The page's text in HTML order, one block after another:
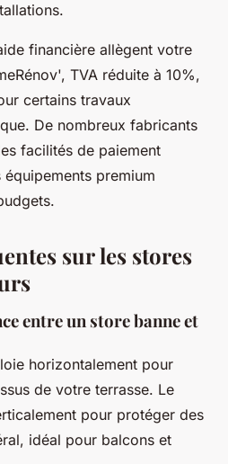
financière allègent votre
TVA réduite à 10%,
certains travaux
De nombreux fabricants
facilités de paiement
premium
sur les stores
entre un store banne et
horizontalement pour
de votre terrasse. Le
pour protéger des
idéal pour balcons et